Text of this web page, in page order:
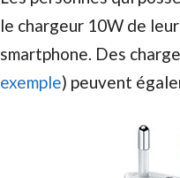
le chargeur 10W de
smartphone. Des
exemple) peuvent